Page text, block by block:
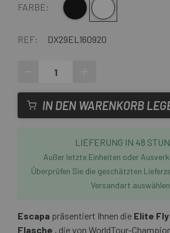
FARBE: SchwarzTransparent
REF: DX29EL160920
IN DEN WARENKORB
LIEFERUNG IN 48
Außer letzte Einheiten oder
Überprüfen Sie die geschätzten
Versandart
Escapa präsentiert Ihnen die Elite
Flasche , die von WorldTour-